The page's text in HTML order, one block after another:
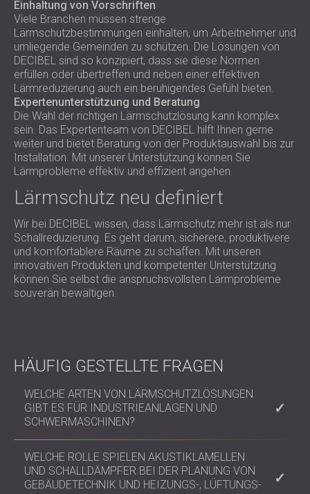
Einhaltung von Vorschriften
Viele Branchen müssen strenge
Lärmschutzbestimmungen einhalten, um Arbeitnehmer und
umliegende Gemeinden zu schützen. Die Lösungen von
DECIBEL sind so konzipiert, dass sie diese Normen
erfüllen oder übertreffen und neben einer effektiven
Lärmreduzierung auch ein beruhigendes Gefühl bieten.
Expertenunterstützung und Beratung
Die Wahl der richtigen Lärmschutzlösung kann komplex
sein. Das Expertenteam von DECIBEL hilft Ihnen gerne
weiter und bietet Beratung von der Produktauswahl bis zur
Installation. Mit unserer Unterstützung können Sie
Lärmprobleme effektiv und effizient angehen.
Lärmschutz neu definiert
Wir bei DECIBEL wissen, dass Lärmschutz mehr ist als nur
Schallreduzierung. Es geht darum, sicherere, produktivere
und komfortablere Räume zu schaffen. Mit unseren
innovativen Produkten und kompetenter Unterstützung
können Sie selbst die anspruchsvollsten Lärmprobleme
souverän bewältigen.
HÄUFIG GESTELLTE FRAGEN
WELCHE ARTEN VON LÄRMSCHUTZLÖSUNGEN
GIBT ES FÜR INDUSTRIEANLAGEN UND
SCHWERMASCHINEN?
Wir bieten modulare Gehäuse, Bedienerkabinen und
Schallschutzwände an, die auf bestimmte
Maschinen oder Produktionslayouts zugeschnitten
WELCHE ROLLE SPIELEN AKUSTIKLAMELLEN
UND SCHALLDÄMPFER BEI DER PLANUNG VON
GEBÄUDETECHNIK UND HEIZUNGS-, LÜFTUNGS-